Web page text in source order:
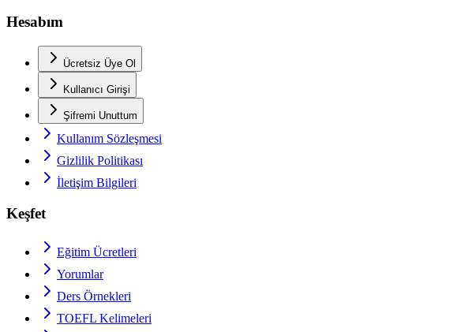
Hesabım
Ücretsiz Üye Ol
Kullanıcı Girişi
Şifremi Unuttum
Kullanım Sözleşmesi
Gizlilik Politikası
İletişim Bilgileri
Keşfet
Eğitim Ücretleri
Yorumlar
Ders Örnekleri
TOEFL Kelimeleri